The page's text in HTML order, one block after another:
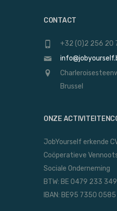
CONTACT
+32 (0)2 256 20
Brussel
ONZE
JobYourself erkende
Coöperatieve
Sociale Onderneming
BTW: BE 0479 233 349
IBAN: BE95 7350